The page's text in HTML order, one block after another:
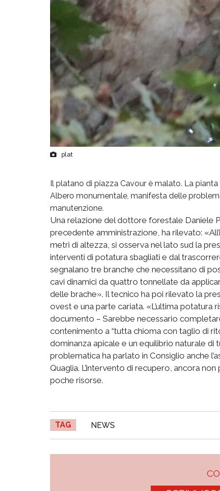
plat
Il platano di piazza Cavour è malato. La
Albero monumentale, manifesta delle
manutenzione.
Una relazione del dottore forestale Daniele
precedente amministrazione, ha rilevato:
metri di altezza, si osserva nel lato sud la
interventi di potatura sbagliati e dal
segnalano tre branche che necessitano di
cavi dinamici da quattro tonnellate da
delle brache». Il tecnico ha poi rilevato la
ovest e una parte cariata. «L’ultima potatura
documento – Sarebbe necessario
contenimento a “tutta chioma con taglio di
dominanza apicale e un equilibrio naturale di
problematica ha parlato in Consiglio anche
Quaglia. L’intervento di recupero, ancora
poche risorse.
TAG NEWS